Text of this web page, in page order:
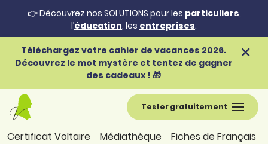
👉 Découvrez nos SOLUTIONS pour les particuliers,
l’éducation, les entreprises.
Téléchargez votre cahier de vacances 2026.
Découvrez le mot mystère et tentez de gagner
des cadeaux ! 🎁
Tester gratuitement
Certificat Voltaire Médiathèque Fiches de Français